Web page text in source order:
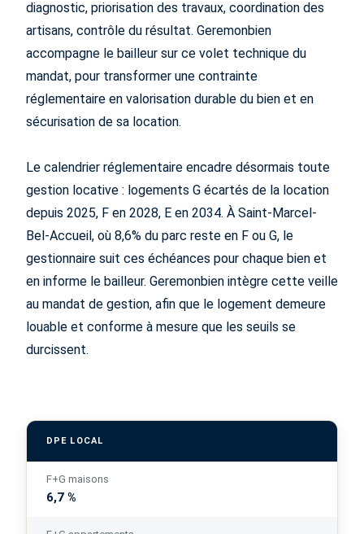
diagnostic, priorisation des travaux, coordination des
artisans, contrôle du résultat. Geremonbien
accompagne le bailleur sur ce volet technique du
mandat, pour transformer une contrainte
réglementaire en valorisation durable du bien et en
sécurisation de sa location.
Le calendrier réglementaire encadre désormais toute
gestion locative : logements G écartés de la location
depuis 2025, F en 2028, E en 2034. À Saint-Marcel-
Bel-Accueil, où 8,6% du parc reste en F ou G, le
gestionnaire suit ces échéances pour chaque bien et
en informe le bailleur. Geremonbien intègre cette veille
au mandat de gestion, afin que le logement demeure
louable et conforme à mesure que les seuils se
durcissent.
DPE LOCAL
F+G maisons
6,7 %